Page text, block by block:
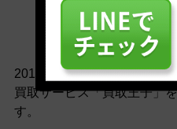
安心の
2010年のサービス開始以来
買取サービス「買取王子」
す。